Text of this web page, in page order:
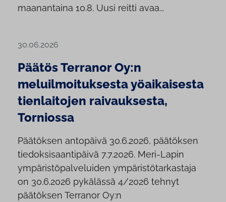
maanantaina 10.8. Uusi reitti avaa...
30.06.2026
Päätös Terranor Oy:n
meluilmoituksesta yöaikaisesta
tienlaitojen raivauksesta,
Torniossa
Päätöksen antopäivä 30.6.2026, päätöksen
tiedoksisaantipäivä 7.7.2026. Meri-Lapin
ympäristöpalveluiden ympäristötarkastaja
on 30.6.2026 pykälässä 4/2026 tehnyt
päätöksen Terranor Oy:n